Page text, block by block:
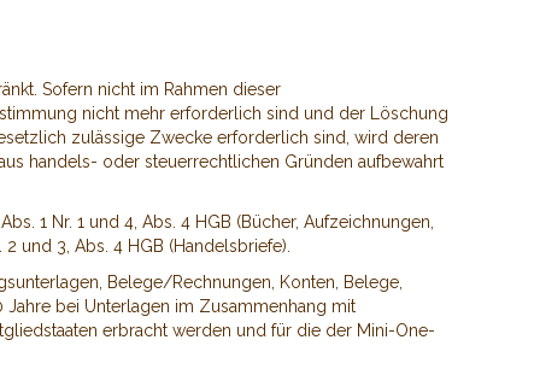
Sofern nicht im Rahmen dieser
nicht mehr erforderlich sind und der Löschung
zulässige Zwecke erforderlich sind, wird deren
handels- oder steuerrechtlichen Gründen aufbewahrt
1 Nr. 1 und 4, Abs. 4 HGB (Bücher, Aufzeichnungen,
und 3, Abs. 4 HGB (Handelsbriefe).
Belege/Rechnungen, Konten, Belege,
Jahre bei Unterlagen im Zusammenhang mit
erbracht werden und für die der Mini-One-